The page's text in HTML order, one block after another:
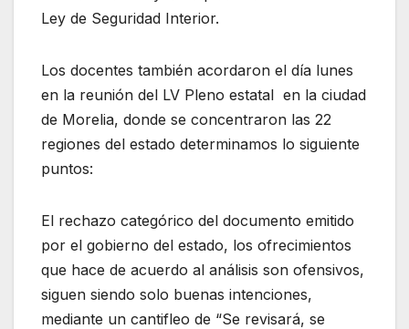
Ley de Seguridad Interior.
Los docentes también acordaron el día lunes
en la reunión del LV Pleno estatal en la ciudad
de Morelia, donde se concentraron las 22
regiones del estado determinamos lo siguiente
puntos:
El rechazo categórico del documento emitido
por el gobierno del estado, los ofrecimientos
que hace de acuerdo al análisis son ofensivos,
siguen siendo solo buenas intenciones,
mediante un cantifleo de “Se revisará, se